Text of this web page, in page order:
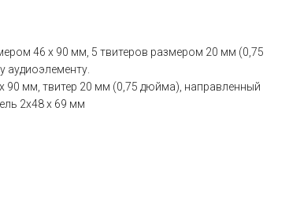
46 х 90 мм, 5 твитеров размером 20 мм (0,75
90 мм, твитер 20 мм (0,75 дюйма), направленный
2x48 x 69 мм